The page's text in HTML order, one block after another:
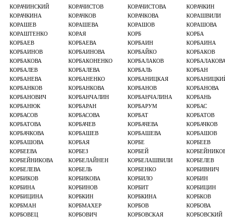
КОРАЧИНСКИЙ
КОРАЧИСТОВ КОРАЧИСТОВА
КОРАЧКИН
КОРАЧКИНА
КОРАЧКОВ КОРАЧКОВА
КОРАШВИЛИ
КОРАШЕВ
КОРАШЕВА КОРАШОВ
КОРАШОВА
КОРАШТЕНКО
КОРАЯ КОРБ
КОРБА
КОРБАЕВ
КОРБАЕВА КОРБАИН
КОРБАИНА
КОРБАИНОВ
КОРБАИНОВА КОРБАЙКО
КОРБАКОВ
КОРБАКОВА
КОРБАКОНЕНКО КОРБАЛАКОВ
КОРБАЛЕВ
КОРБАЛЕВА КОРБАЛЬ
КОРБАН
КОРБАНЕВА
КОРБАНЕНКО КОРБАНИЦКАЯ
КОРБАНКОВ
КОРБАНКОВА КОРБАНОВ
КОРБАНОВА
КОРБАНОВИЧ
КОРБАНЧАЛИН КОРБАНЧАЛИНА
КОРБАНЬ
КОРБАНЮК
КОРБАРАН КОРБАРУМ
КОРБАС
КОРБАСОВ
КОРБАСОВА КОРБАТ
КОРБАТОВ
КОРБАТОВА
КОРБАЧЕВ КОРБАЧЕВА
КОРБАЧКОВ
КОРБАЧКОВА
КОРБАШЕВ КОРБАШЕВА
КОРБАШОВ
КОРБАШОВА
КОРБАЯ КОРБЕ
КОРБЕЕВ
КОРБЕЕВА
КОРБЕЗ КОРБЕЙ
КОРБЕЙНИКОВА
КОРБЕЛАЙНЕН КОРБЕЛАШВИЛИ
КОРБЕЛЕВ
КОРБЕЛЕВА
КОРБЕЛЬ КОРБЕНКО
КОРБИВНИЧ
КОРБИКОВ
КОРБИКОВА КОРБИЛО
КОРБИН
КОРБИНА
КОРБИНОВ КОРБИТ
КОРБИЦИН
КОРБИЦИНА
КОРБКИН КОРБКИНА
КОРБКОВ
КОРБМАН
КОРБМАХЕР КОРБОВ
КОРБОВА
КОРБОВЕЦ
КОРБОВИЧ КОРБОВСКАЯ
КОРБОВСКИЙ